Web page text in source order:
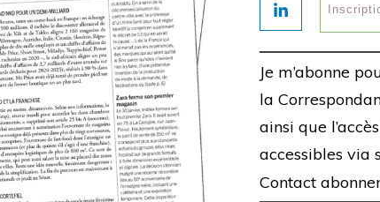
Je m’abonne
la
ainsi que
accessibles via
Contact